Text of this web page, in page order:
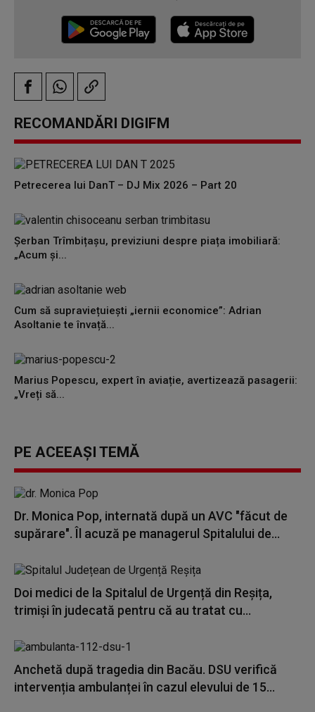
RECOMANDĂRI DIGIFM
Petrecerea lui DanT – DJ Mix 2026 – Part 20
Șerban Trîmbițașu, previziuni despre piața imobiliară:
„Acum și...
Cum să supraviețuiești „iernii economice”: Adrian
Asoltanie te învață...
Marius Popescu, expert în aviație, avertizează pasagerii:
„Vreți să...
PE ACEEAȘI TEMĂ
Dr. Monica Pop, internată după un AVC "făcut de
supărare". Îl acuză pe managerul Spitalului de...
Doi medici de la Spitalul de Urgență din Reșița,
trimiși în judecată pentru că au tratat cu...
Anchetă după tragedia din Bacău. DSU verifică
intervenția ambulanței în cazul elevului de 15...